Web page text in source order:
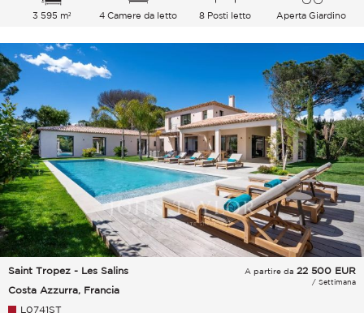
3 595 m² 4 Camere da letto 8 Posti letto Aperta Giardino
Saint Tropez - Les Salins
Costa Azzurra, Francia
A partire da 22 500 EUR
/ Settimana
L0741ST